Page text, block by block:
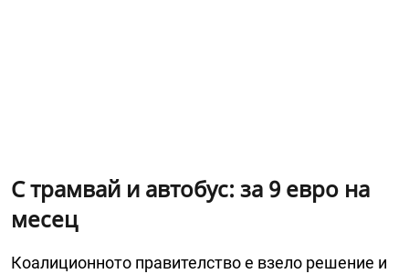
С трамвай и автобус: за 9 евро на
месец
Коалиционното правителство е взело решение и